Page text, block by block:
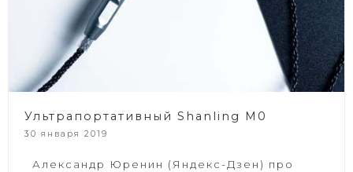
Ультрапортативный Shanling M0
30 января 2019
Александр Юренин (Яндекс-Дзен) про